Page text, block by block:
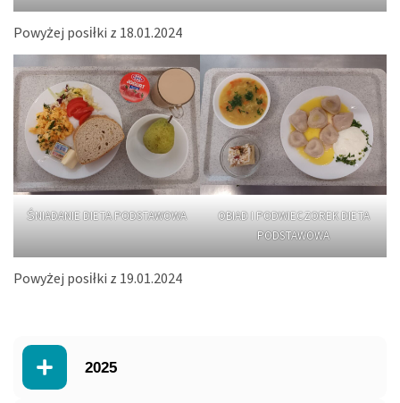
Powyżej posiłki z 18.01.2024
ŚNIADANIE DIETA PODSTAWOWA
OBIAD I PODWIECZOREK DIETA
PODSTAWOWA
Powyżej posiłki z 19.01.2024
2025